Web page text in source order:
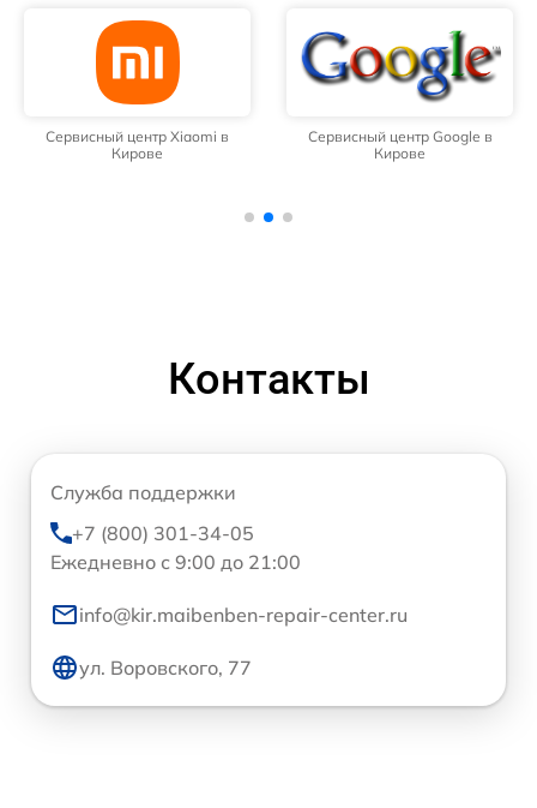
Сервисный центр Xiaomi в
Кирове
Сервисный центр Google в
Кирове
Контакты
Служба поддержки
+7 (800) 301-34-05
Ежедневно с 9:00 до 21:00
info@kir.maibenben-repair-center.ru
ул. Воровского, 77